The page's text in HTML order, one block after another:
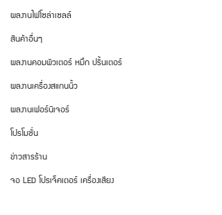
ผลงานไฟโซล่าเซลล์
สินค้าอื่นๆ
ผลงานคอมพิวเตอร์ หมึก ปริ้นเตอร์
ผลงานเครื่องสแกนนิ้ว
ผลงานเฟอร์นิเจอร์
โปรโมชั่น
ข่าวสารร้าน
จอ LED โปรเจ็คเตอร์ เครื่องเสียง